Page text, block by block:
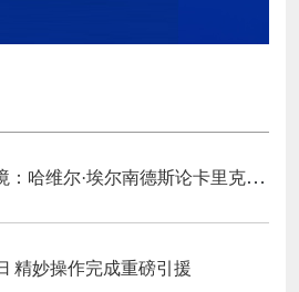
曼联转型期的传承困境：哈维尔·埃尔南德斯论卡里克执教与红魔精神变迁‌
精妙操作完成重磅引援